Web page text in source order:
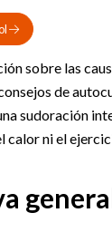
sobre las
de
sudoración
calor ni el